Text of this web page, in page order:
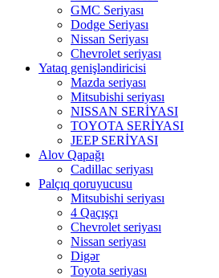
GMC Seriyası
Dodge Seriyası
Nissan Seriyası
Chevrolet seriyası
Yataq genişləndiricisi
Mazda seriyası
Mitsubishi seriyası
NISSAN SERİYASI
TOYOTA SERİYASI
JEEP SERİYASI
Alov Qapağı
Cadillac seriyası
Palçıq qoruyucusu
Mitsubishi seriyası
4 Qaçışçı
Chevrolet seriyası
Nissan seriyası
Digər
Toyota seriyası